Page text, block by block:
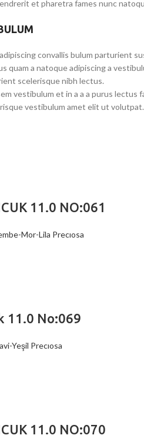
et pharetra fames nunc
convallis bulum parturient
quam a natoque adipiscing a
scelerisque nibh lectus.
vestibulum et in a a a purus
vestibulum amet elit ut volutpat.
11.0 NO:061
Mor-Lila Precıosa
11.0 No:069
Yeşil Precıosa
11.0 NO:070